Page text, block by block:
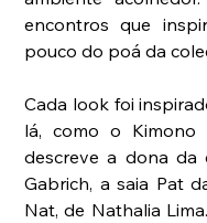
encontros que
pouco do poá da
Cada look foi
lá, como o Kimono
descreve a dona da
Gabrich, a saia Pat
Nat, de Nathalia